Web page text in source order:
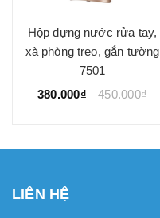
Hộp đựng nước rửa tay,
xà phòng treo, gắn tường
7501
380.000₫
450.000₫
LIÊN HỆ